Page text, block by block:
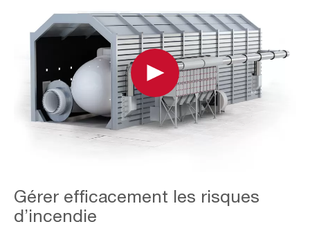
Image-
Application-
Page_Metallizing-
Play
Gérer efficacement les risques
d’incendie